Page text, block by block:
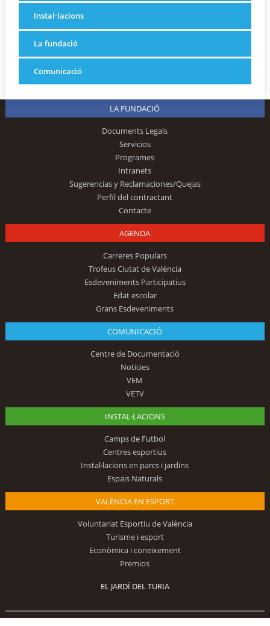
Instal·lacions
La fundació
Comunicació
LA FUNDACIÓ
Documents Legals
Servicios
Programes
Intranets
Sugerencias y Reclamaciones/Quejas
Perfil del contractant
Contacte
AGENDA
Carreres Populars
Trofeus Ciutat de València
Esdeveniments Participatius
Edat escolar
Grans Esdeveniments
COMUNICACIÓ
Centre de Documentació
Notícies
VEM
VETV
INSTAL·LACIONS
Camps de Futbol
Centres esportius
Instal·lacions en parcs i jardins
Espais Naturals
VALÈNCIA EN ESPORT
Voluntariat Esportiu de València
Turisme i esport
Econòmica i coneixement
Premios
EL JARDÍ DEL TURIA